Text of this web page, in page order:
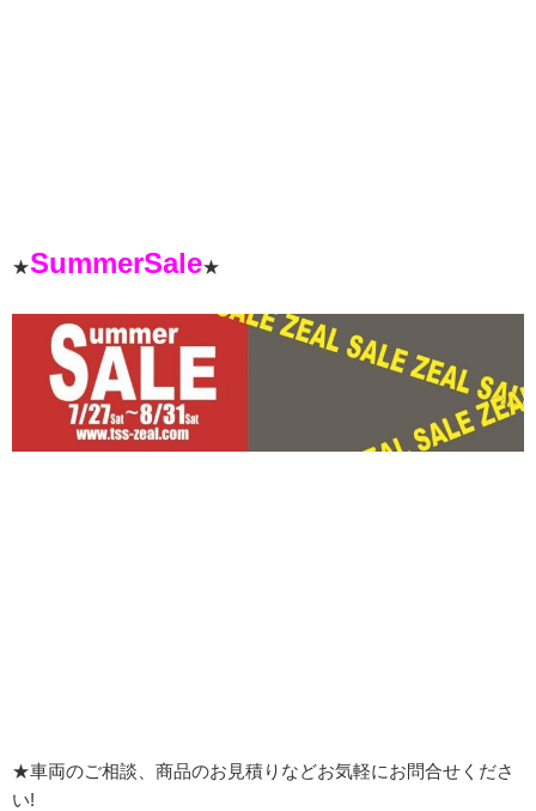
★SummerSale★
★車両のご相談、商品のお見積りなどお気軽にお問合せくださ
い!